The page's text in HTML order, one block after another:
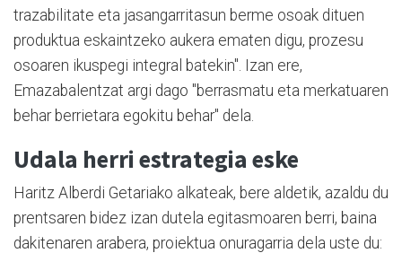
trazabilitate eta jasangarritasun berme osoak dituen
produktua eskaintzeko aukera ematen digu, prozesu
osoaren ikuspegi integral batekin". Izan ere,
Emazabalentzat argi dago "berrasmatu eta merkatuaren
behar berrietara egokitu behar" dela.
Udala herri estrategia eske
Haritz Alberdi Getariako alkateak, bere aldetik, azaldu du
prentsaren bidez izan dutela egitasmoaren berri, baina
dakitenaren arabera, proiektua onuragarria dela uste du: